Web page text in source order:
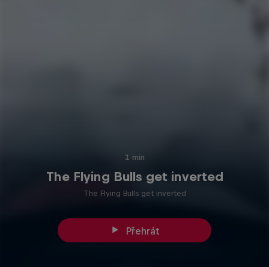
1 min
The Flying Bulls get inverted
The Flying Bulls get inverted
Přehrát